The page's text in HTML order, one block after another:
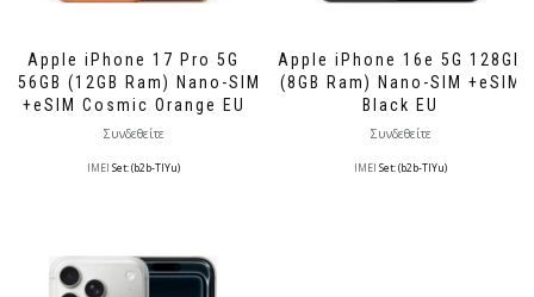
Apple iPhone 17 Pro 5G
256GB (12GB Ram) Nano-SIM
+eSIM Cosmic Orange EU
Συνδεθείτε
IMEI Set: (b2b-TlYu)
Apple iPhone 16e 5G 128GB
(8GB Ram) Nano-SIM +eSIM
Black EU
Συνδεθείτε
IMEI Set: (b2b-TlYu)